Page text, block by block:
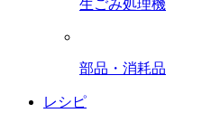
生ごみ処理機
部品・消耗品
レシピ